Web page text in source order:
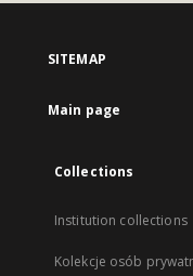
SITEMAP
Main page
Collections
Institution collections
Kolekcje osób